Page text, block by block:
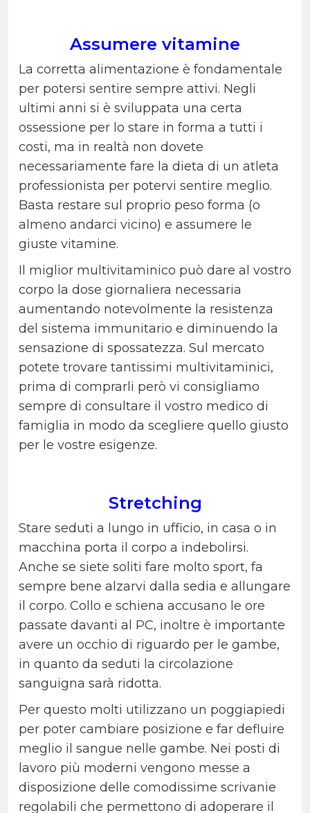
Assumere vitamine
La corretta alimentazione è fondamentale
per potersi sentire sempre attivi. Negli
ultimi anni si è sviluppata una certa
ossessione per lo stare in forma a tutti i
costi, ma in realtà non dovete
necessariamente fare la dieta di un atleta
professionista per potervi sentire meglio.
Basta restare sul proprio peso forma (o
almeno andarci vicino) e assumere le
giuste vitamine.
Il miglior multivitaminico può dare al vostro
corpo la dose giornaliera necessaria
aumentando notevolmente la resistenza
del sistema immunitario e diminuendo la
sensazione di spossatezza. Sul mercato
potete trovare tantissimi multivitaminici,
prima di comprarli però vi consigliamo
sempre di consultare il vostro medico di
famiglia in modo da scegliere quello giusto
per le vostre esigenze.
Stretching
Stare seduti a lungo in ufficio, in casa o in
macchina porta il corpo a indebolirsi.
Anche se siete soliti fare molto sport, fa
sempre bene alzarvi dalla sedia e allungare
il corpo. Collo e schiena accusano le ore
passate davanti al PC, inoltre è importante
avere un occhio di riguardo per le gambe,
in quanto da seduti la circolazione
sanguigna sarà ridotta.
Per questo molti utilizzano un poggiapiedi
per poter cambiare posizione e far defluire
meglio il sangue nelle gambe. Nei posti di
lavoro più moderni vengono messe a
disposizione delle comodissime scrivanie
regolabili che permettono di adoperare il